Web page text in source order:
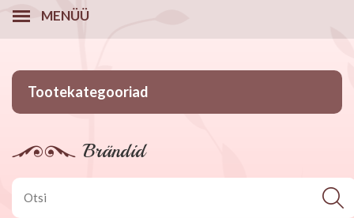
MENÜÜ
Tootekategooriad
Brändid